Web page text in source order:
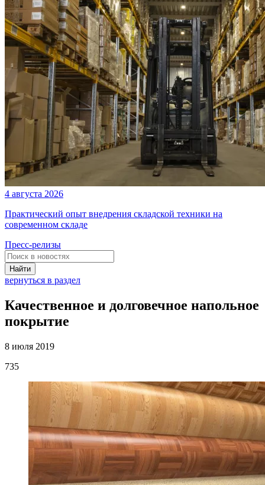
4 августа 2026
Практический опыт внедрения складской техники на
современном складе
Пресс-релизы
Найти
вернуться в раздел
Качественное и долговечное напольное
покрытие
8 июля 2019
735